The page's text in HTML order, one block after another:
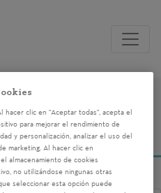
del
2024
hacer clic en "Aceptar todas", acepta el
para mejorar el rendimiento de
y personalización, analizar el uso del
marketing. Al hacer clic en
almacenamiento de cookies
no utilizándose ningunas otras
seleccionar esta opción puede